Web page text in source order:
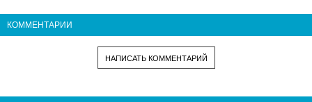
КОММЕНТАРИИ
НАПИСАТЬ КОММЕНТАРИЙ